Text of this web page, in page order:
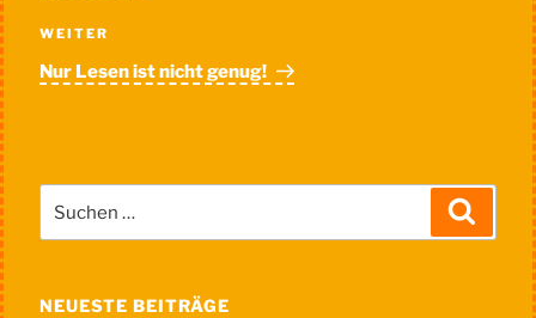
Nächster
Beitrag
WEITER
Nur Lesen ist nicht genug!
nach:
Suchen
NEUESTE BEITRÄGE